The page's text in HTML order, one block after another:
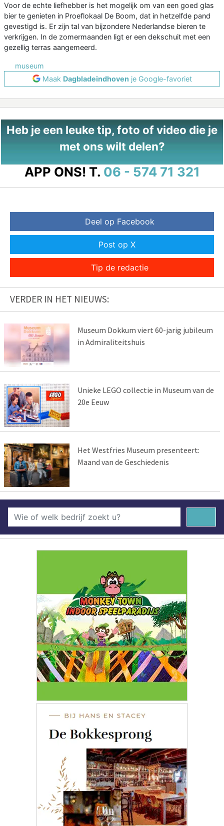
Voor de echte liefhebber is het mogelijk om van een goed glas
bier te genieten in Proeflokaal De Boom, dat in hetzelfde pand
gevestigd is. Er zijn tal van bijzondere Nederlandse bieren te
verkrijgen. In de zomermaanden ligt er een dekschuit met een
gezellig terras aangemeerd.
museum
Maak Dagbladeindhoven je Google-favoriet
Heb je een leuke tip, foto of video die je
met ons wilt delen?
APP ONS! T. 06 - 574 71 321
Deel op Facebook
Post op X
Tip de redactie
VERDER IN HET NIEUWS:
Museum Dokkum viert 60-jarig jubileum
in Admiraliteitshuis
Unieke LEGO collectie in Museum van de
20e Eeuw
Het Westfries Museum presenteert:
Maand van de Geschiedenis